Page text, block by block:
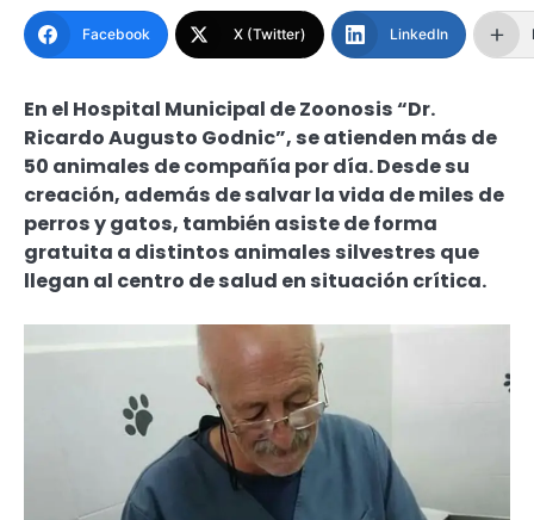
Facebook X (Twitter) LinkedIn
En el Hospital Municipal de Zoonosis “Dr.
Ricardo Augusto Godnic”, se atienden más de
50 animales de compañía por día. Desde su
creación, además de salvar la vida de miles de
perros y gatos, también asiste de forma
gratuita a distintos animales silvestres que
llegan al centro de salud en situación crítica.